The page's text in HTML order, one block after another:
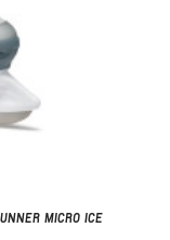
MICRO ICE